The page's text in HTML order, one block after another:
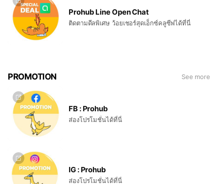
Prohub Line Open Chat
ติดตามดีลพิเศษ ว้อยเชอร์สุดเอ็กซ์คลูซีฟได้ที่นี่
PROMOTION See more
FB : Prohub
ส่องโปรโมชั่นได้ที่นี่
IG : Prohub
ส่องโปรโมชั่นได้ที่นี่